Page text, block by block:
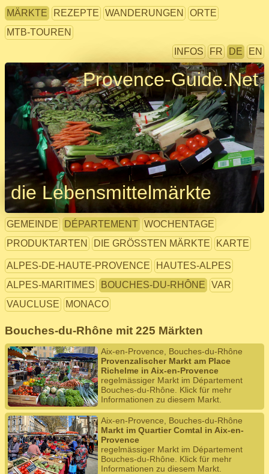
MÄRKTE REZEPTE WANDERUNGEN
ORTE
MTB-TOUREN
INFOS
FR DE EN
Provence-Guide.Net
die Lebensmittelmärkte
GEMEINDE DÉPARTEMENT WOCHENTAGE
PRODUKTARTEN
DIE GRÖSSTEN MÄRKTE KARTE
ALPES-DE-HAUTE-PROVENCE
HAUTES-ALPES
ALPES-MARITIMES
BOUCHES-DU-RHÔNE
VAR
VAUCLUSE
MONACO
Bouches-du-Rhône mit 225 Märkten
Aix-en-Provence, Bouches-du-Rhône
Provenzalischer Markt am Place
Richelme in Aix-en-Provence
regelmässiger Markt im Département
Bouches-du-Rhône. Klick für mehr
Informationen zu diesem Markt.
Aix-en-Provence, Bouches-du-Rhône
Markt im Quartier Comtal in Aix-en-
Provence
regelmässiger Markt im Département
Bouches-du-Rhône. Klick für mehr
Informationen zu diesem Markt.